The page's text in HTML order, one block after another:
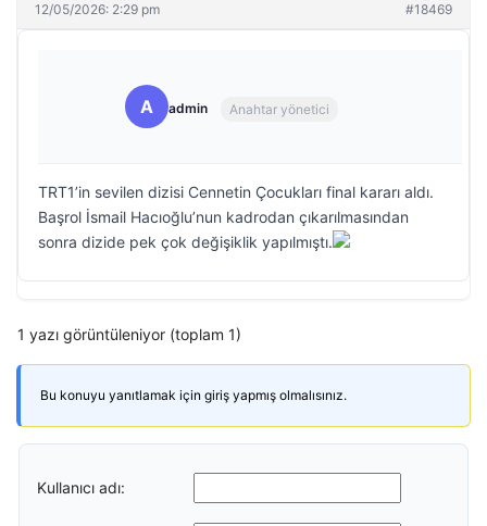
12/05/2026: 2:29 pm #18469
A admin Anahtar yönetici
TRT1’in sevilen dizisi Cennetin Çocukları final kararı aldı.
Başrol İsmail Hacıoğlu’nun kadrodan çıkarılmasından
sonra dizide pek çok değişiklik yapılmıştı.
1 yazı görüntüleniyor (toplam 1)
Bu konuyu yanıtlamak için giriş yapmış olmalısınız.
Kullanıcı adı: